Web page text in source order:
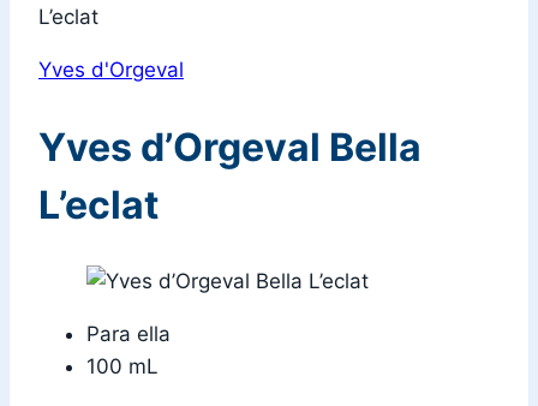
L’eclat
Yves d'Orgeval
Yves d’Orgeval Bella
L’eclat
Para ella
100 mL